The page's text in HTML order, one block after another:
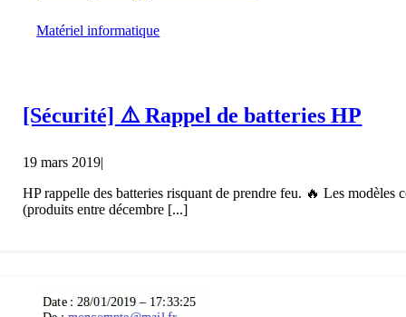
Matériel informatique
[Sécurité] ⚠️ Rappel de batteries HP
19 mars 2019|
HP rappelle des batteries risquant de prendre feu. 🔥 Les modèles
(produits entre décembre [...]